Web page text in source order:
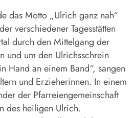
das Motto „Ulrich ganz nah“
verschiedener Tagesstätten
durch den Mittelgang der
und um den Ulrichsschrein
Hand an einem Band“, sangen
und Erzieherinnen. In einem
der Pfarreiengemeinschaft
des heiligen Ulrich.